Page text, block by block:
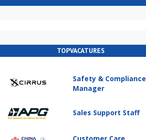
TOPVACATURES
Safety & Compliance
Manager
Sales Support Staff